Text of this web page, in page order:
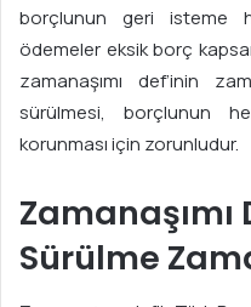
borçlunun geri isteme
ödemeler eksik borç
zamanaşımı def’inin
sürülmesi, borçlunun
korunması için zorunludur.
Zamanaşımı
Sürülme